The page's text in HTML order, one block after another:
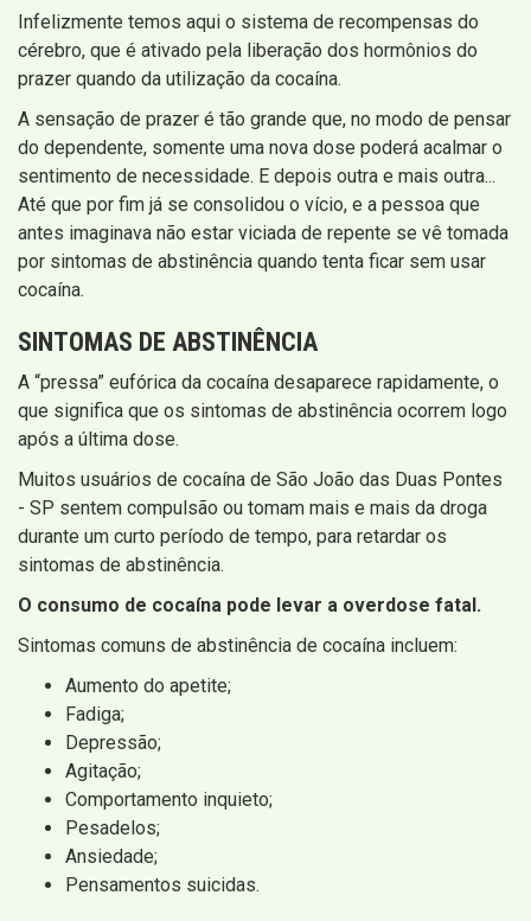
Infelizmente temos aqui o sistema de recompensas do
cérebro, que é ativado pela liberação dos hormônios do
prazer quando da utilização da cocaína.
A sensação de prazer é tão grande que, no modo de pensar
do dependente, somente uma nova dose poderá acalmar o
sentimento de necessidade. E depois outra e mais outra...
Até que por fim já se consolidou o vício, e a pessoa que
antes imaginava não estar viciada de repente se vê tomada
por sintomas de abstinência quando tenta ficar sem usar
cocaína.
SINTOMAS DE ABSTINÊNCIA
A “pressa” eufórica da cocaína desaparece rapidamente, o
que significa que os sintomas de abstinência ocorrem logo
após a última dose.
Muitos usuários de cocaína de São João das Duas Pontes
- SP sentem compulsão ou tomam mais e mais da droga
durante um curto período de tempo, para retardar os
sintomas de abstinência.
O consumo de cocaína pode levar a overdose fatal.
Sintomas comuns de abstinência de cocaína incluem:
Aumento do apetite;
Fadiga;
Depressão;
Agitação;
Comportamento inquieto;
Pesadelos;
Ansiedade;
Pensamentos suicidas.